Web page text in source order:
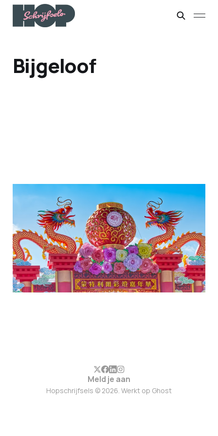
Bijgeloof
Sss...
15 feb. 20264 min leestijd Paid
Meld je aan
Hopschrijfsels © 2026. Werkt op Ghost